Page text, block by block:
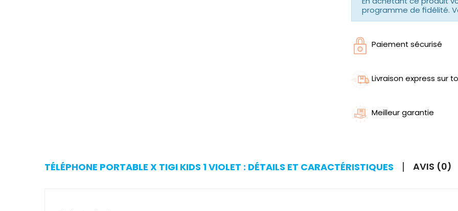
programme de fidélité.
Paiement sécurisé
Livraison express sur
Meilleur garantie
TÉLÉPHONE PORTABLE X TIGI KIDS 1 VIOLET : DÉTAILS ET CARACTÉRISTIQUES AVIS (0)